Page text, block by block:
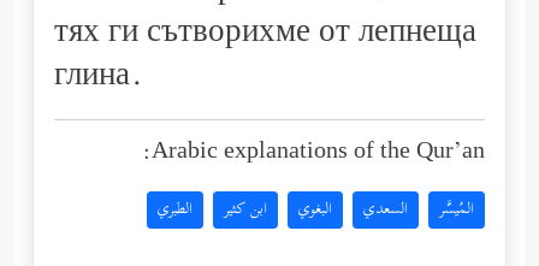
тях ги сътворихме от лепнеща
глина.
Arabic explanations of the Qur’an:
المُيسَّر السعدي البغوي ابن كثير الطبري